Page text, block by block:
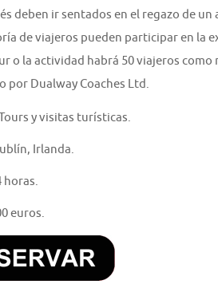
deben ir sentados en el regazo de un
de viajeros pueden participar en la
o la actividad habrá 50 viajeros como
por Dualway Coaches Ltd.
y visitas turísticas.
Irlanda.
horas.
euros.